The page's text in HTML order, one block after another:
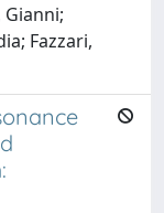
Gianni;
Fazzari,